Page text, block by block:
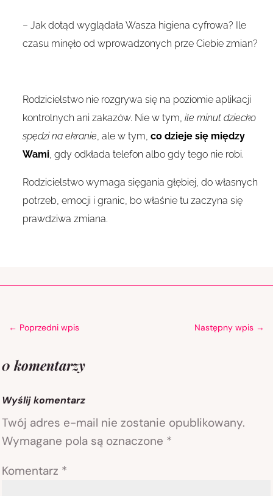
– Jak dotąd wyglądała Wasza higiena cyfrowa? Ile
czasu minęło od wprowadzonych prze Ciebie zmian?
Rodzicielstwo nie rozgrywa się na poziomie aplikacji
kontrolnych ani zakazów. Nie w tym,ile minut dziecko
spędzi na ekranie, ale w tym,co dzieje się między
Wami, gdy odkłada telefon albo gdy tego nie robi.
Rodzicielstwo wymaga sięgania głębiej, do własnych
potrzeb, emocji i granic, bo właśnie tu zaczyna się
prawdziwa zmiana.
← Poprzedni wpis Następny wpis→
0 komentarzy
Wyślij komentarz
Twój adres e-mail nie zostanie opublikowany.
Wymagane pola są oznaczone *
Komentarz *